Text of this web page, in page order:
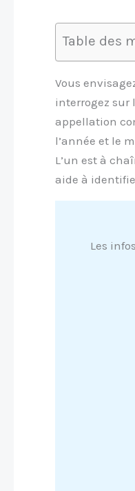
Table des
Vous
interrogez sur
appellation
l’année et le
L’un est à
aide à
Les